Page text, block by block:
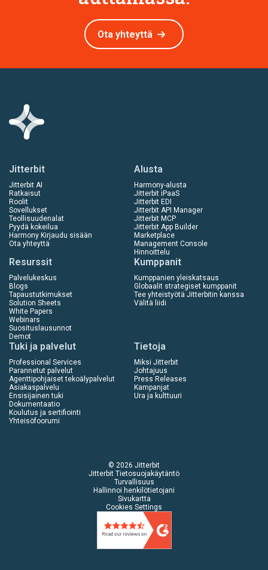
Ota yhteyttä
Jitterbit
Jitterbit AI
Ratkaisut
Roolit
Sovellukset
Teollisuudenalat
Pyydä kokeilua
Harmony Kirjaudu sisään
Ota yhteyttä
Alusta
Harmony-alusta
Jitterbit iPaaS
Jitterbit EDI
Jitterbit API Manager
Jitterbit MCP
Jitterbit App Builder
Marketplace
Management Console
Hinnoittelu
Resurssit
Palvelukeskus
Blogs
Tapaustutkimukset
Solution Sheets
White Papers
Webinars
Suosituslausunnot
Demot
Kumppanit
Kumppanien yleiskatsaus
Globaalit strategiset kumppanit
Tee yhteistyötä Jitterbitin kanssa
Välitä liidi
Tuki ja palvelut
Professional Services
Parannetut palvelut
Agenttipohjaiset tekoälypalvelut
Asiakaspalvelu
Ensisijainen tuki
Dokumentaatio
Koulutus ja sertifiointi
Yhteisöfoorumi
Tietoja
Miksi Jitterbit
Johtajuus
Press Releases
Kampanjat
Ura ja kulttuuri
© 2026 Jitterbit
Jitterbit Tietosuojakäytäntö
Turvallisuus
Hallinnoi henkilötietojani
Sivukartta
Cookies Settings